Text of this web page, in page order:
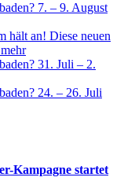
7. – 9. August
hält an! Diese neuen
31. Juli – 2.
24. – 26. Juli
Kampagne startet